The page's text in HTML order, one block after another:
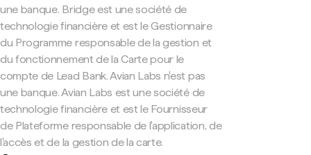
une banque. Bridge est une société de
technologie financière et est le Gestionnaire
du Programme responsable de la gestion et
du fonctionnement de la Carte pour le
compte de Lead Bank. Avian Labs n'est pas
une banque. Avian Labs est une société de
technologie financière et est le Fournisseur
de Plateforme responsable de l'application, de
l'accès et de la gestion de la carte.